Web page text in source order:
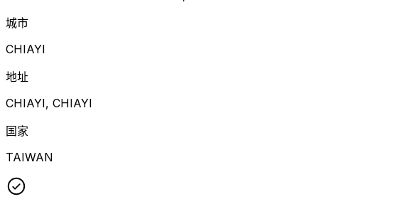
城市
CHIAYI
地址
CHIAYI, CHIAYI
国家
TAIWAN